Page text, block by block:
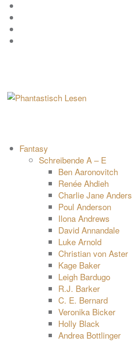
Zum
Inhalt
springen
Fantasy
Schreibende A – E
Ben Aaronovitch
Renée Ahdieh
Charlie Jane Anders
Poul Anderson
Ilona Andrews
David Annandale
Luke Arnold
Christian von Aster
Kage Baker
Leigh Bardugo
R.J. Barker
C. E. Bernard
Veronika Bicker
Holly Black
Andrea Bottlinger